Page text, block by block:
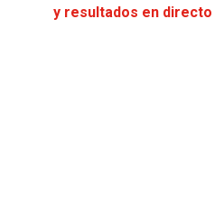
y resultados en directo